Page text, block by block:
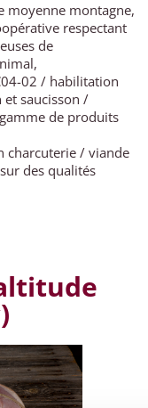
moyenne montagne,
respectant
de
02 / habilitation
et saucisson /
de produits
charcuterie / viande
des qualités